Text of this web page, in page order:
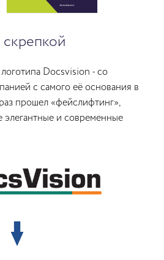
Docsvision - со
с самого её основания в
прошел «фейслифтинг»,
элегантные и современные